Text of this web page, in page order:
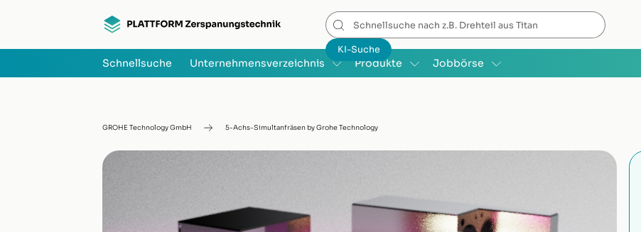
Schnellsuche Unternehmensverzeichnis Produkte Jobbörse
GROHE Technology GmbH 5-Achs-Simultanfräsen by Grohe Technology